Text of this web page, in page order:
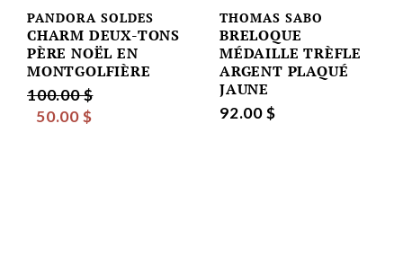
PANDORA SOLDES
CHARM DEUX-TONS
PÈRE NOËL EN
MONTGOLFIÈRE
100.00 $
50.00 $
THOMAS SABO
BRELOQUE
MÉDAILLE TRÈFLE
ARGENT PLAQUÉ
JAUNE
92.00 $